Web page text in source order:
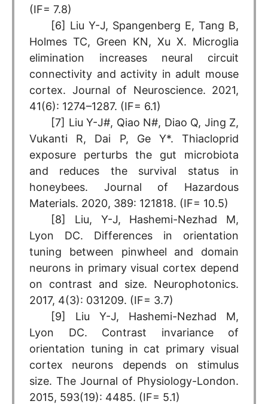
(IF= 7.8)
[6] Liu Y-J, Spangenberg E, Tang B,
Holmes TC, Green KN, Xu X. Microglia
elimination increases neural circuit
connectivity and activity in adult mouse
cortex. Journal of Neuroscience. 2021,
41(6): 1274–1287. (IF= 6.1)
[7] Liu Y-J#, Qiao N#, Diao Q, Jing Z,
Vukanti R, Dai P, Ge Y*. Thiacloprid
exposure perturbs the gut microbiota
and reduces the survival status in
honeybees. Journal of Hazardous
Materials. 2020, 389: 121818. (IF= 10.5)
[8] Liu, Y-J, Hashemi-Nezhad M,
Lyon DC. Differences in orientation
tuning between pinwheel and domain
neurons in primary visual cortex depend
on contrast and size. Neurophotonics.
2017, 4(3): 031209. (IF= 3.7)
[9] Liu Y-J, Hashemi-Nezhad M,
Lyon DC. Contrast invariance of
orientation tuning in cat primary visual
cortex neurons depends on stimulus
size. The Journal of Physiology-London.
2015, 593(19): 4485. (IF= 5.1)